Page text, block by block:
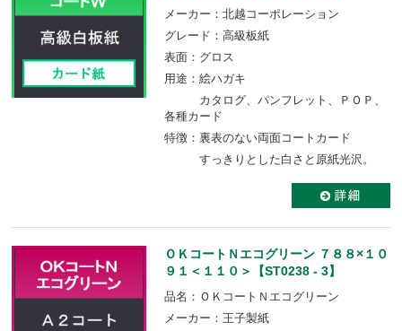
メーカー：北越コーポレーション
グレード：高級板紙
表面：グロス
用途：絵ハガキ
カタログ、パンフレット、ＰＯＰ、
各種カード
特徴：裏表のない両⾯コートカード
すっきりとした⽩さと原紙光沢。
ＯＫコートＮエコグリーン ７８８×１０
９１＜１１０＞【ST0238 - 3】
品名：ＯＫコートＮエコグリーン
メーカー：王子製紙